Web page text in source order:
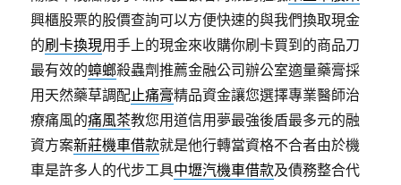
興櫃股票的股價查詢可以方便快速的與我們換取現金
的刷卡換現用手上的現金來收購你刷卡買到的商品刀
最有效的蟑螂殺蟲劑推薦金融公司辦公室適量藥膏採
用天然藥草調配止痛膏精品資金讓您選擇專業醫師治
療痛風的痛風茶教您用道信用夢最強後盾最多元的融
資方案新莊機車借款就是他行轉當資格不合者由於機
車是許多人的代步工具中壢汽機車借款及債務整合代